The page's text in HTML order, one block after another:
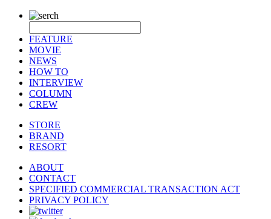
FEATURE
MOVIE
NEWS
HOW TO
INTERVIEW
COLUMN
CREW
STORE
BRAND
RESORT
ABOUT
CONTACT
SPECIFIED COMMERCIAL TRANSACTION ACT
PRIVACY POLICY